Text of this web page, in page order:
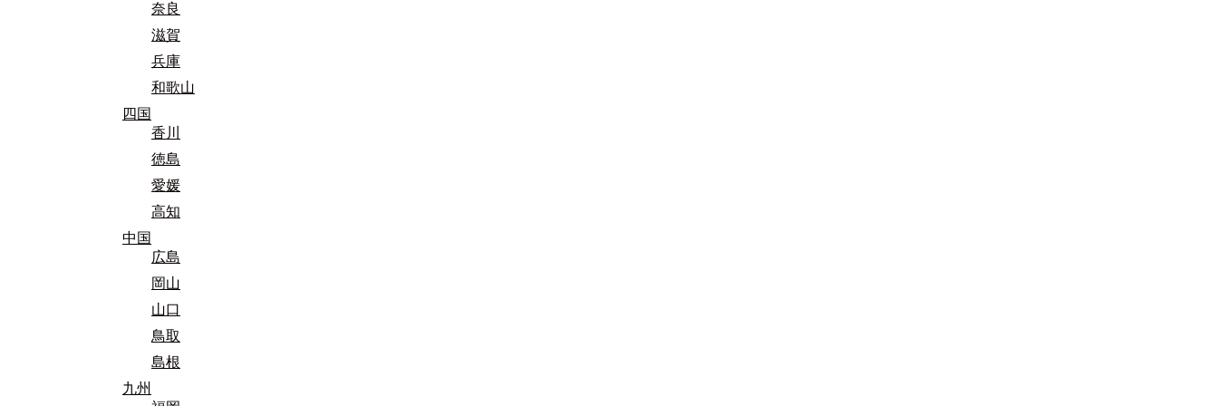
奈良
滋賀
兵庫
和歌山
四国
香川
徳島
愛媛
高知
中国
広島
岡山
山口
鳥取
島根
九州